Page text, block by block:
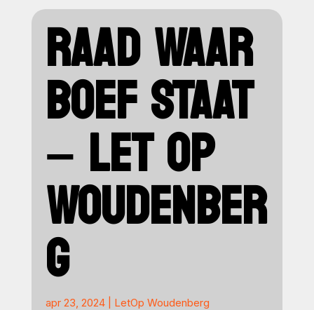
RAAD WAAR
BOEF STAAT
– LET OP
WOUDENBER
G
apr 23, 2024| LetOp Woudenberg